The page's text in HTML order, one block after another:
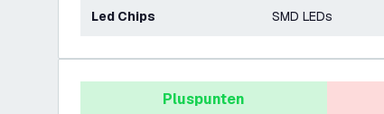
Led Chips SMD LEDs
Pluspunten